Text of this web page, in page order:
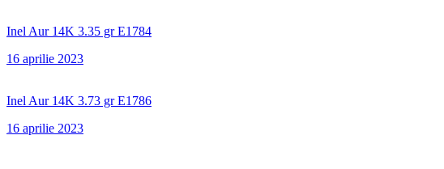
Inel Aur 14K 3.35 gr E1784
16 aprilie 2023
Inel Aur 14K 3.73 gr E1786
16 aprilie 2023